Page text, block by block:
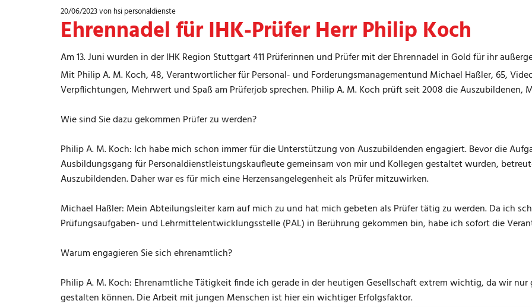
20/06/2023von hsi personaldienste
Ehrennadel für IHK-Prüfer Herr Philip Koch
Am 13. Juni wurden in der IHK Region Stuttgart 411 Prüferinnen und Prüfer mit der Ehrennadel in Gold für ihr
Mit Philip A. M. Koch, 48, Verantwortlicher für Personal- und Forderungsmanagementund Michael Haßler, 65,
Verpflichtungen, Mehrwert und Spaß am Prüferjob sprechen. Philip A. M. Koch prüft seit 2008 die Auszubildenen,
Wie sind Sie dazu gekommen Prüfer zu werden?
Philip A. M. Koch: Ich habe mich schon immer für die Unterstützung von Auszubildenden engagiert. Bevor die
Ausbildungsgang für Personaldienstleistungskaufleute gemeinsam von mir und Kollegen gestaltet wurden,
Auszubildenden. Daher war es für mich eine Herzensangelegenheit als Prüfer mitzuwirken.
Michael Haßler: Mein Abteilungsleiter kam auf mich zu und hat mich gebeten als Prüfer tätig zu werden. Da ich
Prüfungsaufgaben- und Lehrmittelentwicklungsstelle (PAL) in Berührung gekommen bin, habe ich sofort die
Warum engagieren Sie sich ehrenamtlich?
Philip A. M. Koch: Ehrenamtliche Tätigkeit finde ich gerade in der heutigen Gesellschaft extrem wichtig, da wir
gestalten können. Die Arbeit mit jungen Menschen ist hier ein wichtiger Erfolgsfaktor.